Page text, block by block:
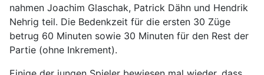
nahmen Joachim Glaschak, Patrick Dähn und Hendrik
Nehrig teil. Die Bedenkzeit für die ersten 30 Züge
betrug 60 Minuten sowie 30 Minuten für den Rest der
Partie (ohne Inkrement).